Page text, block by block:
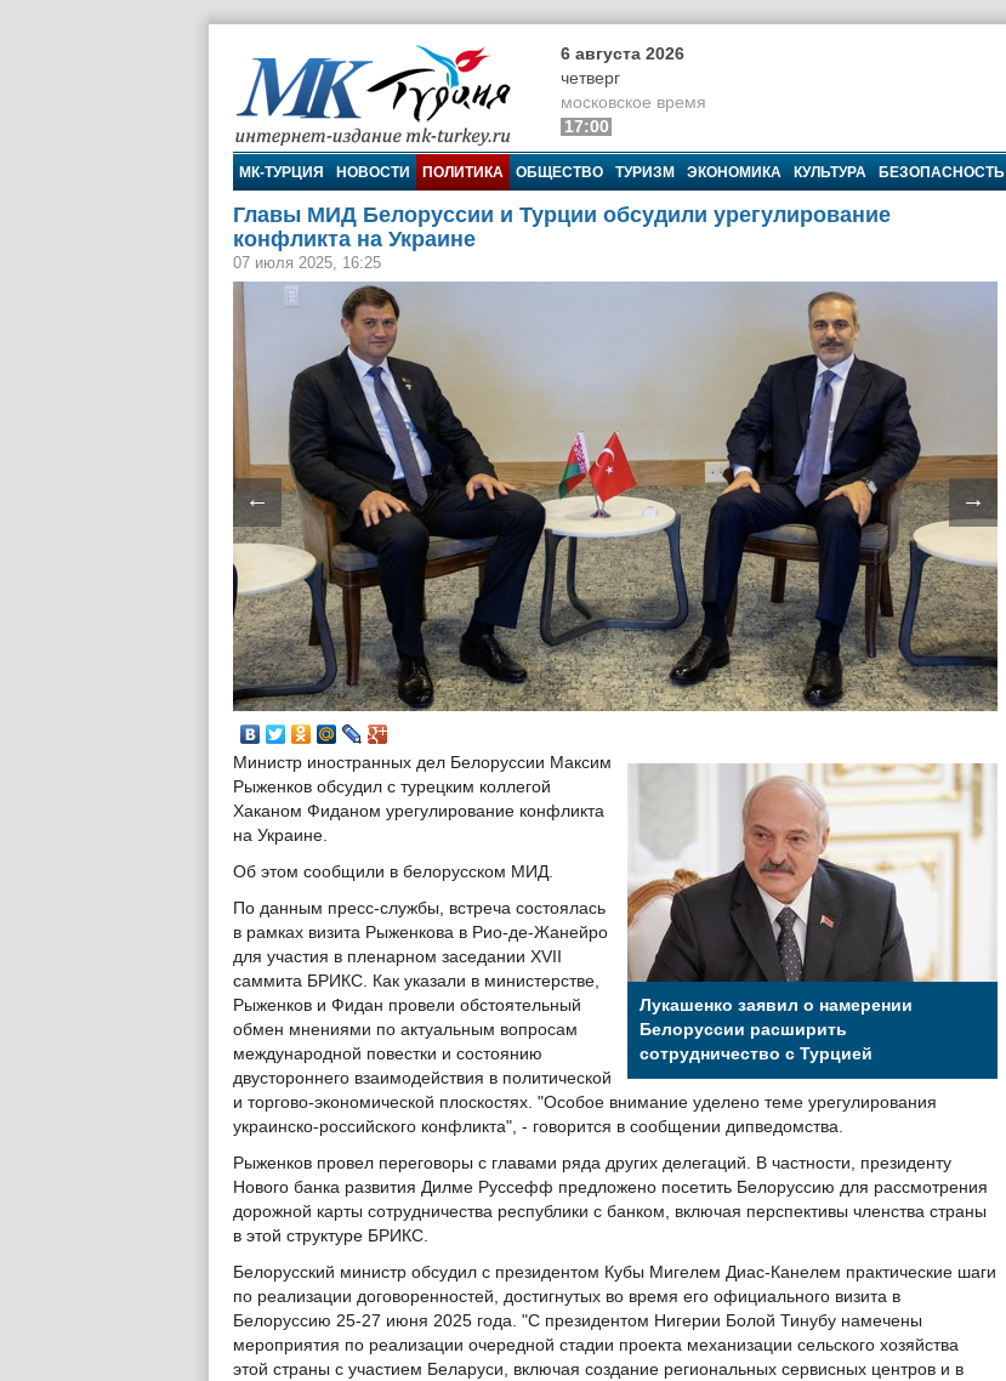
МК-Турция
6 августа 2026
четверг
московское время
17:00
МК-ТУРЦИЯ НОВОСТИ ПОЛИТИКА ОБЩЕСТВО ТУРИЗМ ЭКОНОМИКА КУЛЬТУРА БЕЗОПАСНОСТЬ
Главы МИД Белоруссии и Турции обсудили урегулирование
конфликта на Украине
07 июля 2025, 16:25
← →
Лукашенко заявил о намерении
Белоруссии расширить
сотрудничество с Турцией
Министр иностранных дел Белоруссии Максим
Рыженков обсудил с турецким коллегой
Хаканом Фиданом урегулирование конфликта
на Украине.
Об этом сообщили в белорусском МИД.
По данным пресс-службы, встреча состоялась
в рамках визита Рыженкова в Рио-де-Жанейро
для участия в пленарном заседании XVII
саммита БРИКС. Как указали в министерстве,
Рыженков и Фидан провели обстоятельный
обмен мнениями по актуальным вопросам
международной повестки и состоянию
двустороннего взаимодействия в политической
и торгово-экономической плоскостях. "Особое внимание уделено теме урегулирования
украинско-российского конфликта", - говорится в сообщении дипведомства.
Рыженков провел переговоры с главами ряда других делегаций. В частности, президенту
Нового банка развития Дилме Руссефф предложено посетить Белоруссию для рассмотрения
дорожной карты сотрудничества республики с банком, включая перспективы членства страны
в этой структуре БРИКС.
Белорусский министр обсудил с президентом Кубы Мигелем Диас-Канелем практические шаги
по реализации договоренностей, достигнутых во время его официального визита в
Белоруссию 25-27 июня 2025 года. "С президентом Нигерии Болой Тинубу намечены
мероприятия по реализации очередной стадии проекта механизации сельского хозяйства
этой страны с участием Беларуси, включая создание региональных сервисных центров и в